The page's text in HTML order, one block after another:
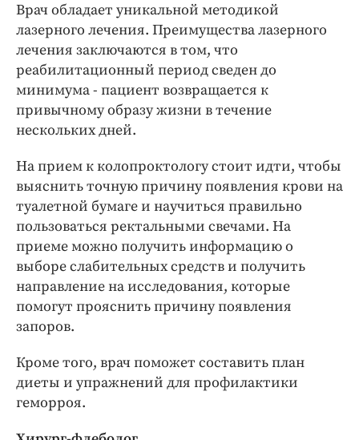
Врач обладает уникальной методикой
лазерного лечения. Преимущества лазерного
лечения заключаются в том, что
реабилитационный период сведен до
минимума - пациент возвращается к
привычному образу жизни в течение
нескольких дней.
На прием к колопроктологу стоит идти, чтобы
выяснить точную причину появления крови на
туалетной бумаге и научиться правильно
пользоваться ректальными свечами. На
приеме можно получить информацию о
выборе слабительных средств и получить
направление на исследования, которые
помогут прояснить причину появления
запоров.
Кроме того, врач поможет составить план
диеты и упражнений для профилактики
геморроя.